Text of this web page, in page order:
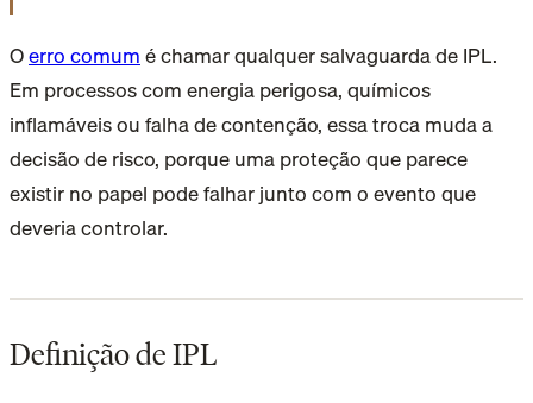
Oerro comumé chamar qualquer salvaguarda de IPL.
Em processos com energia perigosa, químicos
inflamáveis ou falha de contenção, essa troca muda a
decisão de risco, porque uma proteção que parece
existir no papel pode falhar junto com o evento que
deveria controlar.
Definição de IPL